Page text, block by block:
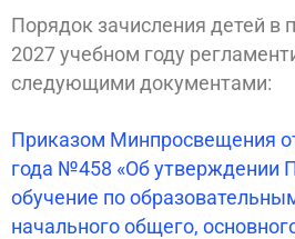
Порядок зачисления детей в
2027 учебном году
следующими документами:
Приказом Минпросвещения
года №458 «Об утверждении
обучение по
начального общего,